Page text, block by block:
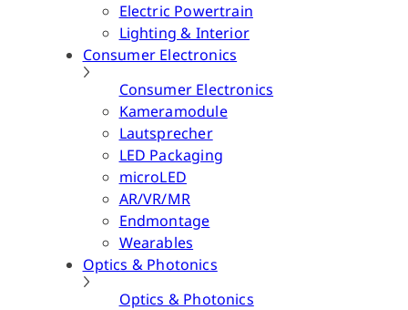
Electric Powertrain
Lighting & Interior
Consumer Electronics
Consumer Electronics
Kameramodule
Lautsprecher
LED Packaging
microLED
AR/VR/MR
Endmontage
Wearables
Optics & Photonics
Optics & Photonics